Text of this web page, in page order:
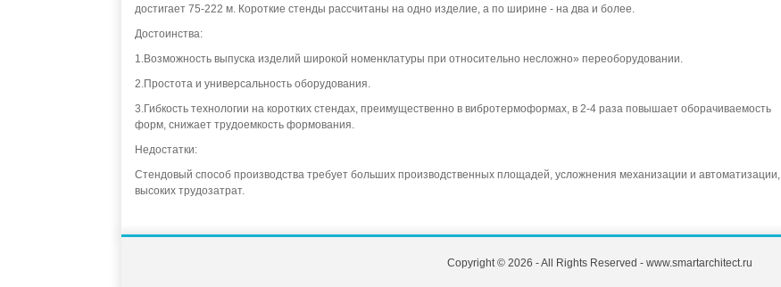
достигает 75-222 м. Короткие стенды рассчитаны на одно изделие, а по ширине - на два и более.
Достоинства:
1.Возможность выпуска изделий широкой номенклатуры при относительно несложно» переоборудовании.
2.Простота и универсальность оборудования.
3.Гибкость технологии на коротких стендах, преимущественно в вибротермоформах, в 2-4 раза повышает оборачиваемость
форм, снижает трудоемкость формования.
Недостатки:
Стендовый способ производства требует больших производственных площадей, усложнения механизации и автоматизации,
высоких трудозатрат.
Copyright © 2026 - All Rights Reserved - www.smartarchitect.ru